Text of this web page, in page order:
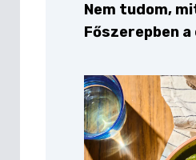
Nem tudom,
Főszerepben